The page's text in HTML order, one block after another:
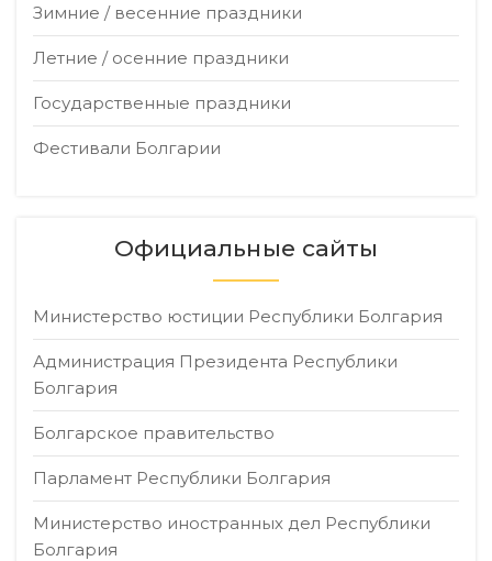
Зимние / весенние праздники
Летние / осенние праздники
Государственные праздники
Фестивали Болгарии
Официальные сайты
Министерство юстиции Республики Болгария
Администрация Президента Республики
Болгария
Болгарское правительство
Парламент Республики Болгария
Министерство иностранных дел Республики
Болгария